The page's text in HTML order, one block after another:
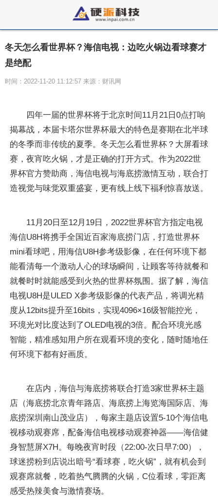
冬天怎么看世界杯？海信电视：边吃火锅边看球赛才
是绝配
时间：2022-11-20 11:12:57 来源：财讯网
四年一届的世界杯将于北京时间11月21日0点打响
揭幕战，本届卡塔尔世界杯最大的特色是赛期在北半球
的冬季而非传统的夏季。冬天怎么看世界杯？大屏看球
赛，夜宵吃火锅，才是正确的打开方式。作为2022世
界杯官方赞助商，海信电视与海底捞激情互动，联合打
造视觉与味觉双重盛宴，更有线上线下福利惊喜放送。
11月20日至12月19日，2022世界杯官方指定电视
海信U8H将携手全国近百家海底捞门店，打造世界杯
mini看球吧，用海信U8H参考级影像，在任何环境下都
能看清每一个激动人心的球场瞬间，让顾客等待就餐和
就餐时时就能感受到火热的世界杯氛围。据了解，海信
电视U8H是ULED X参考级影像的代表产品，将调光精
度从12bits提升至16bits，实现4096×16级智能控光，
环境光对比度达到了OLED电视的3倍。配合环境光感
智能，精准感知用户所在观看环境的变化，随时随地任
何环境下都有好画质。
在店内，海信与海底捞将联合打造3家世界杯主题
店（海底捞北京青年路店、海底捞上海览海国际店、海
底捞深圳南山茂业店），每家主题店设置5-10个海信电
视移动观赛席，配备海信电视移动观赛神器——海信健
身智慧屏X7H。每晚夜宵时段（22:00-次日早7:00），
球迷捞粉到店说出暗号“看球赛，吃火锅”，就有机会到
观赛席就餐，吃着热气腾腾的火锅，C位看球，零距离
感受热辣美食与激情赛场。